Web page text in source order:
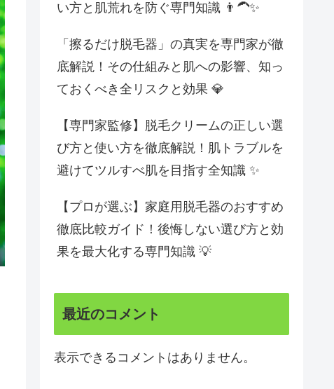
い方と肌荒れを防ぐ専門知識 👨‍🦱✨
「擦るだけ脱毛器」の真実を専門家が徹
底解説！その仕組みと肌への影響、知っ
ておくべき全リスクと効果 💎
【専門家監修】脱毛クリームの正しい選
び方と使い方を徹底解説！肌トラブルを
避けてツルすべ肌を目指す全知識 ✨
【プロが選ぶ】家庭用脱毛器のおすすめ
徹底比較ガイド！後悔しない選び方と効
果を最大化する専門知識 💡
最近のコメント
表示できるコメントはありません。